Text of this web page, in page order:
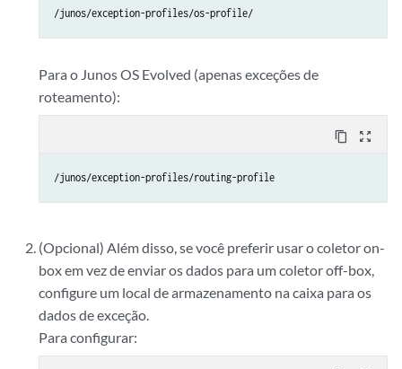
/junos/exception-profiles/os-profile/
Para o Junos OS Evolved (apenas exceções de
roteamento):
content_copy zoom_out_map
/junos/exception-profiles/routing-profile
(Opcional) Além disso, se você preferir usar o coletor on-
box em vez de enviar os dados para um coletor off-box,
configure um local de armazenamento na caixa para os
dados de exceção.
Para configurar: